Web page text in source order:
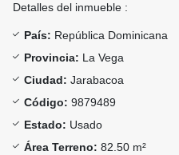
Detalles del inmueble :
País: República Dominicana
Provincia: La Vega
Ciudad: Jarabacoa
Código: 9879489
Estado: Usado
Área Terreno: 82.50 m²